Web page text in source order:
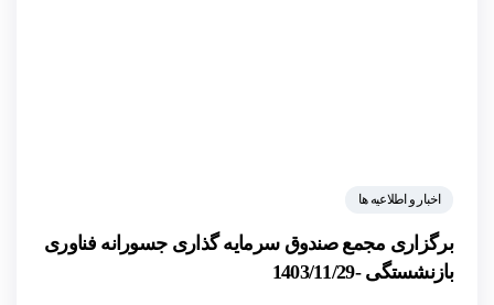
اخبار و اطلاعیه ها
برگزاری مجمع صندوق سرمایه گذاری جسورانه فناوری
بازنشستگی -1403/11/29